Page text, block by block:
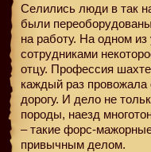
Селились люди в так
были
на работу. На одном
сотрудниками
отцу. Профессия
каждый раз провожала
дорогу. И дело не
породы, наезд
– такие форс-
привычным делом.